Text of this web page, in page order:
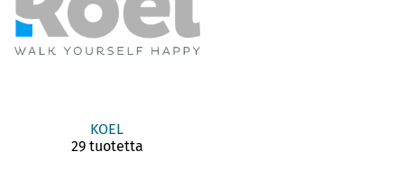
KOEL
29 tuotetta